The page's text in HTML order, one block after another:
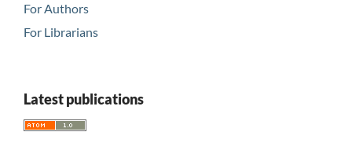
For Authors
For Librarians
Latest publications